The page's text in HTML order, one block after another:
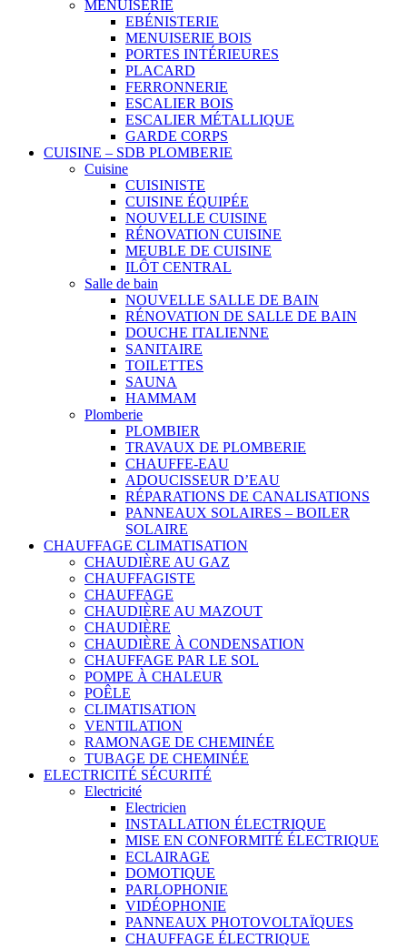
MENUISERIE
EBÉNISTERIE
MENUISERIE BOIS
PORTES INTÉRIEURES
PLACARD
FERRONNERIE
ESCALIER BOIS
ESCALIER MÉTALLIQUE
GARDE CORPS
CUISINE – SDB PLOMBERIE
Cuisine
CUISINISTE
CUISINE ÉQUIPÉE
NOUVELLE CUISINE
RÉNOVATION CUISINE
MEUBLE DE CUISINE
ILÔT CENTRAL
Salle de bain
NOUVELLE SALLE DE BAIN
RÉNOVATION DE SALLE DE BAIN
DOUCHE ITALIENNE
SANITAIRE
TOILETTES
SAUNA
HAMMAM
Plomberie
PLOMBIER
TRAVAUX DE PLOMBERIE
CHAUFFE-EAU
ADOUCISSEUR D’EAU
RÉPARATIONS DE CANALISATIONS
PANNEAUX SOLAIRES – BOILER
SOLAIRE
CHAUFFAGE CLIMATISATION
CHAUDIÈRE AU GAZ
CHAUFFAGISTE
CHAUFFAGE
CHAUDIÈRE AU MAZOUT
CHAUDIÈRE
CHAUDIÈRE À CONDENSATION
CHAUFFAGE PAR LE SOL
POMPE À CHALEUR
POÊLE
CLIMATISATION
VENTILATION
RAMONAGE DE CHEMINÉE
TUBAGE DE CHEMINÉE
ELECTRICITÉ SÉCURITÉ
Electricité
Electricien
INSTALLATION ÉLECTRIQUE
MISE EN CONFORMITÉ ÉLECTRIQUE
ECLAIRAGE
DOMOTIQUE
PARLOPHONIE
VIDÉOPHONIE
PANNEAUX PHOTOVOLTAÏQUES
CHAUFFAGE ÉLECTRIQUE